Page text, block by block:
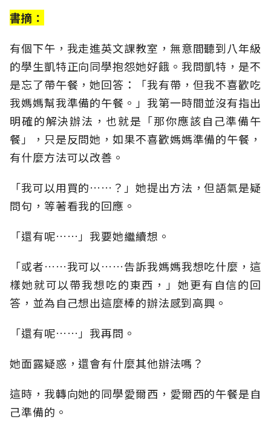
書摘：
有個下午，我走進英文課教室，無意間聽到八年級
的學生凱特正向同學抱怨她好餓。我問凱特，是不
是忘了帶午餐，她回答：「我有帶，但我不喜歡吃
我媽媽幫我準備的午餐。」我第一時間並沒有指出
明確的解決辦法，也就是「那你應該自己準備午
餐」，只是反問她，如果不喜歡媽媽準備的午餐，
有什麼方法可以改善。
「我可以用買的……？」她提出方法，但語氣是疑
問句，等著看我的回應。
「還有呢……」我要她繼續想。
「或者……我可以……告訴我媽媽我想吃什麼，這
樣她就可以帶我想吃的東西，」她更有自信的回
答，並為自己想出這麼棒的辦法感到高興。
「還有呢……」我再問。
她面露疑惑，還會有什麼其他辦法嗎？
這時，我轉向她的同學愛爾西，愛爾西的午餐是自
己準備的。